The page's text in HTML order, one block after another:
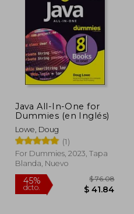
dcto.
Java All-In-One for
Dummies (en Inglés)
Lowe, Doug
(1)
For Dummies, 2023, Tapa
Blanda, Nuevo